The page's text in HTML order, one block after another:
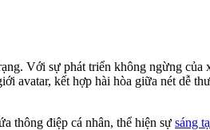
Với sự phát triển không ngừng của
avatar, kết hợp hài hòa giữa nét dễ
thông điệp cá nhân, thể hiện sự sáng